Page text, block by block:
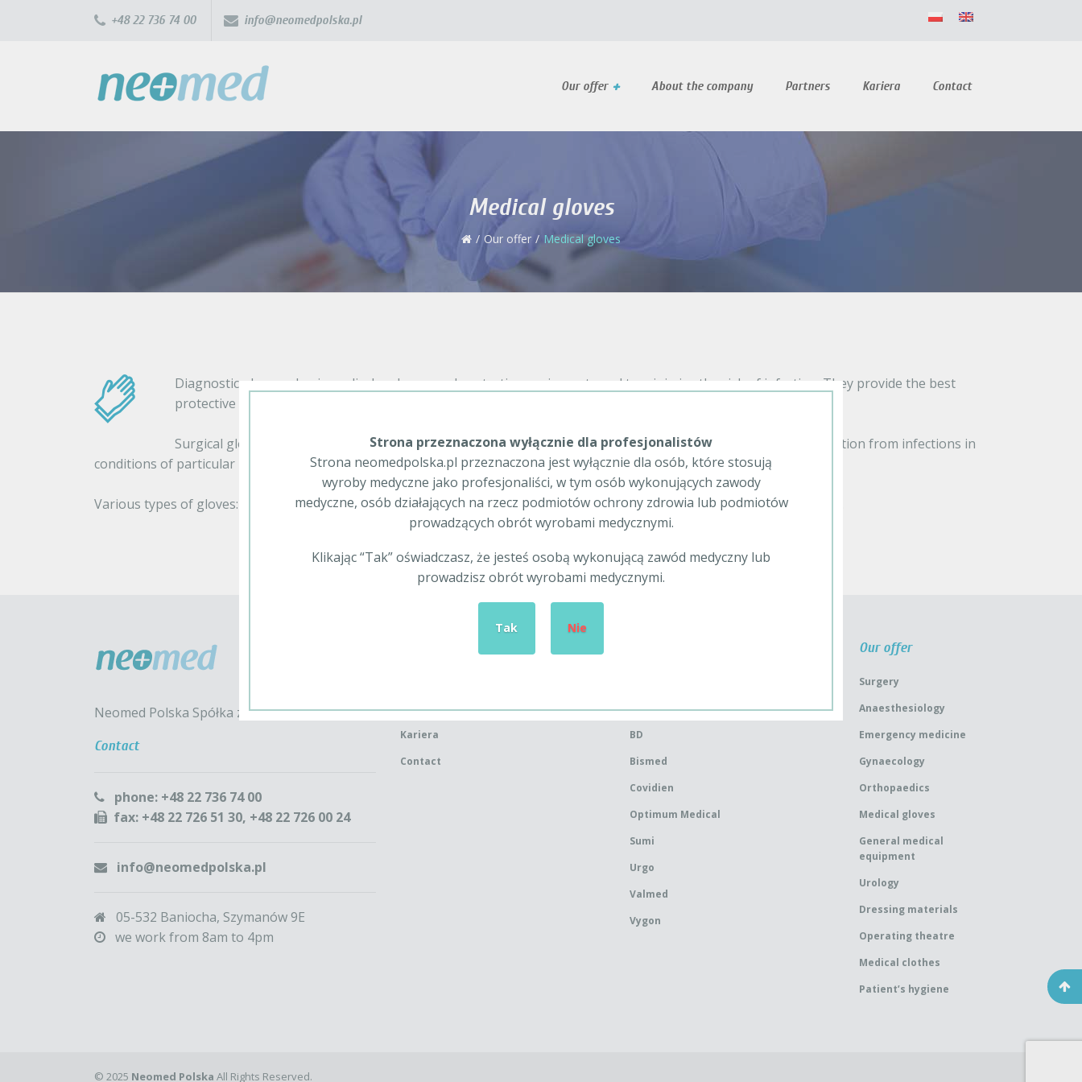
+48 22 736 74 00 info@neomedpolska.pl
Our offer About the company Partners Kariera Contact
Medical gloves
Our offer Medical gloves
Diagnostic gloves – basic medical and personal protective equipment used to minimize the risk of infection. They provide the best
protective barrier from microorganisms.
Surgical gloves – intended for use during invasive surgeries requiring sterile conditions; they constitute protection from infections in
conditions of particular risk.
Various types of gloves: latex, latex-free, vinyl, nitrile and many other types can be found in our extensive range of products.
Neomed Polska Spółka z o.o. sp. k.
Contact
phone: +48 22 736 74 00
fax: +48 22 726 51 30, +48 22 726 00 24
info@neomedpolska.pl
05-532 Baniocha, Szymanów 9E
we work from 8am to 4pm
About the company
Kariera
Contact
BBraun
BD
Bismed
Covidien
Optimum Medical
Sumi
Urgo
Valmed
Vygon
Our offer
Surgery
Anaesthesiology
Emergency medicine
Gynaecology
Orthopaedics
Medical gloves
General medical
equipment
Urology
Dressing materials
Operating theatre
Medical clothes
Patient’s hygiene
© 2025 Neomed Polska All Rights Reserved.
Strona przeznaczona wyłącznie dla profesjonalistów
Strona neomedpolska.pl przeznaczona jest wyłącznie dla osób, które stosują
wyroby medyczne jako profesjonaliści, w tym osób wykonujących zawody
medyczne, osób działających na rzecz podmiotów ochrony zdrowia lub podmiotów
prowadzących obrót wyrobami medycznymi.
Klikając “Tak” oświadczasz, że jesteś osobą wykonującą zawód medyczny lub
prowadzisz obrót wyrobami medycznymi.
Tak Nie